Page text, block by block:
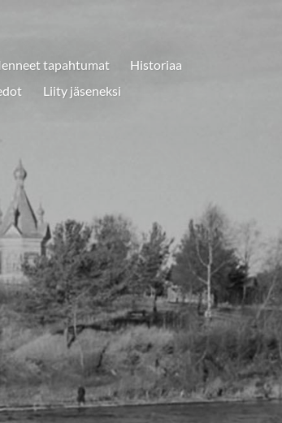
tapahtumat
Historiaa
Liity jäseneksi